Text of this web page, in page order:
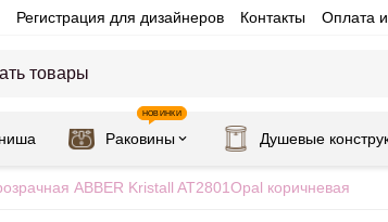
Регистрация для дизайнеров Контакты Оплата и
Раковины
НОВИНКИ
Душевые
ABBER Kristall AT2801Opal коричневая